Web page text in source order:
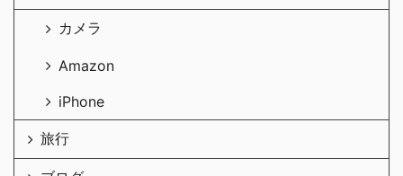
カメラ
Amazon
iPhone
旅行